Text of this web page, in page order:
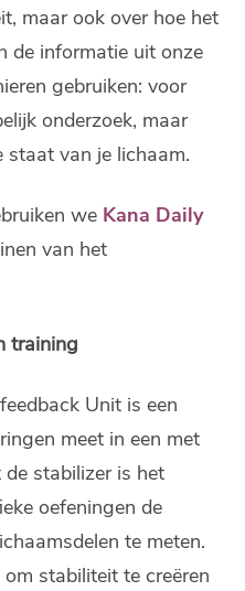
maar ook over hoe het
de informatie uit onze
gebruiken: voor
onderzoek, maar
staat van je lichaam.
we Kana Daily
van het
training
Unit is een
meet in een met
stabilizer is het
oefeningen de
te meten.
stabiliteit te creëren